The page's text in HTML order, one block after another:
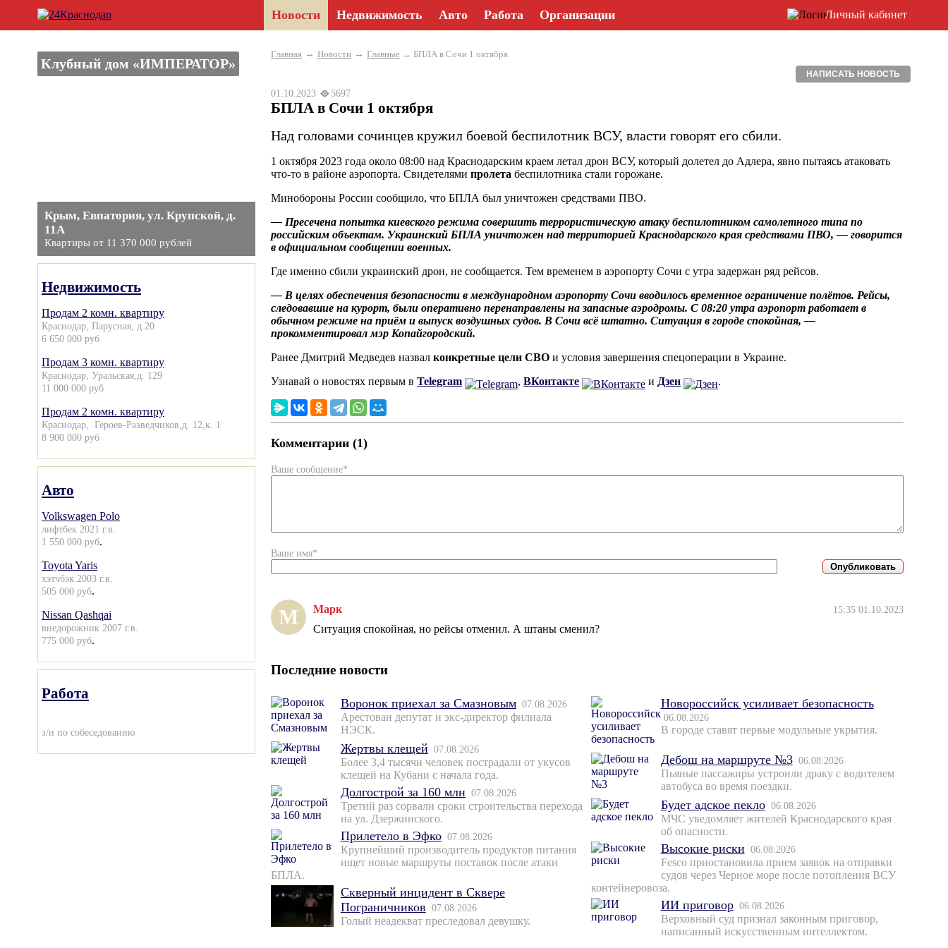
Новости Недвижимость Авто Работа Организации Личный кабинет
Клубный дом «ИМПЕРАТОР»
Крым, Евпатория, ул. Крупской, д.
11А
Квартиры от 11 370 000 рублей
Недвижимость
Продам 2 комн. квартиру
Краснодар, Парусная, д.20
6 650 000 руб
Продам 3 комн. квартиру
Краснодар, Уральская,д. 129
11 000 000 руб
Продам 2 комн. квартиру
Краснодар, Героев-Разведчиков,д. 12,к. 1
8 900 000 руб
Авто
Volkswagen Polo
лифтбек 2021 г.в.
1 550 000 руб.
Toyota Yaris
хэтчбэк 2003 г.в.
505 000 руб.
Nissan Qashqai
внедорожник 2007 г.в.
775 000 руб.
Работа
з/п по собеседованию
Главная → Новости → Главные → БПЛА в Сочи 1 октября
НАПИСАТЬ НОВОСТЬ
01.10.2023 5697
БПЛА в Сочи 1 октября
Над головами сочинцев кружил боевой беспилотник ВСУ, власти говорят его сбили.
1 октября 2023 года около 08:00 над Краснодарским краем летал дрон ВСУ, который долетел до Адлера, явно пытаясь атаковать
что-то в районе аэропорта. Свидетелями пролета беспилотника стали горожане.
Минобороны России сообщило, что БПЛА был уничтожен средствами ПВО.
— Пресечена попытка киевского режима совершить террористическую атаку беспилотником самолетного типа по
российским объектам. Украинский БПЛА уничтожен над территорией Краснодарского края средствами ПВО, — говорится
в официальном сообщении военных.
Где именно сбили украинский дрон, не сообщается. Тем временем в аэропорту Сочи с утра задержан ряд рейсов.
— В целях обеспечения безопасности в международном аэропорту Сочи вводилось временное ограничение полётов. Рейсы,
следовавшие на курорт, были оперативно перенаправлены на запасные аэродромы. С 08:20 утра аэропорт работает в
обычном режиме на приём и выпуск воздушных судов. В Сочи всё штатно. Ситуация в городе спокойная, —
прокомментировал мэр Копайгородский.
Ранее Дмитрий Медведев назвал конкретные цели СВО и условия завершения спецоперации в Украине.
Узнавай о новостях первым в Telegram , ВКонтакте и Дзен .
Комментарии (1)
Ваше сообщение*
Ваше имя*
М Марк 15:35 01.10.2023
Ситуация спокойная, но рейсы отменил. А штаны сменил?
Последние новости
Воронок приехал за Смазновым 07.08.2026
Арестован депутат и экс-директор филиала
НЭСК.
Жертвы клещей 07.08.2026
Более 3,4 тысячи человек пострадали от укусов
клещей на Кубани с начала года.
Долгострой за 160 млн 07.08.2026
Третий раз сорвали сроки строительства перехода
на ул. Дзержинского.
Прилетело в Эфко 07.08.2026
Крупнейший производитель продуктов питания
ищет новые маршруты поставок после атаки
БПЛА.
Скверный инцидент в Сквере
Пограничников 07.08.2026
Голый неадекват преследовал девушку.
Новороссийск усиливает безопасность
06.08.2026
В городе ставят первые модульные укрытия.
Дебош на маршруте №3 06.08.2026
Пьяные пассажиры устроили драку с водителем
автобуса во время поездки.
Будет адское пекло 06.08.2026
МЧС уведомляет жителей Краснодарского края
об опасности.
Высокие риски 06.08.2026
Fesco приостановила прием заявок на отправки
судов через Черное море после потопления ВСУ
контейнеровоза.
ИИ приговор 06.08.2026
Верховный суд признал законным приговор,
написанный искусственным интеллектом.